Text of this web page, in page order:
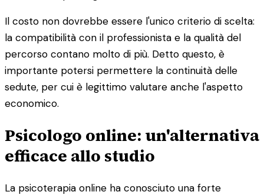
Il costo non dovrebbe essere l'unico criterio di scelta:
la compatibilità con il professionista e la qualità del
percorso contano molto di più. Detto questo, è
importante potersi permettere la continuità delle
sedute, per cui è legittimo valutare anche l'aspetto
economico.
Psicologo online: un'alternativa
efficace allo studio
La psicoterapia online ha conosciuto una forte